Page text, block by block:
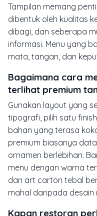
Tampilan memang
dibentuk oleh kualitas
dibagi, dan seberapa
informasi. Menu yang
mata, tangan, dan
Bagaimana cara
terlihat premium
Gunakan layout yang
tipografi, pilih satu
bahan yang terasa
premium biasanya
ornamen berlebihan.
menu dengan warna
dan art carton tebal
mahal daripada desain
Kapan restoran